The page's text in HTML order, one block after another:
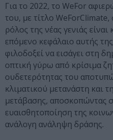
Για το 2022, το WeFor
του, με τίτλο
ρόλος της νέας γενιάς είναι
επόμενο κεφάλαιο αυτής
φιλοδοξεί να εισάγει στη
οπτική γύρω από κρίσιμα
ουδετερότητας του
κλιματικού μετανάστη και
μετάβασης, αποσκοπώντας
ευαισθητοποίηση της
ανάλογη ανάληψη δράσης.